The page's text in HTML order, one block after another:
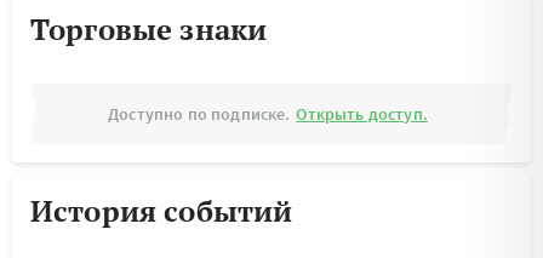
Торговые знаки
Доступно по подписке. Открыть доступ.
История событий